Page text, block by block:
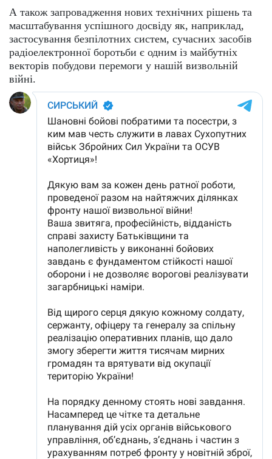
А також запровадження нових технічних рішень та
масштабування успішного досвіду як, наприклад,
застосування безпілотних систем, сучасних засобів
радіоелектронної боротьби є одним із майбутніх
векторів побудови перемоги у нашій визвольній
війні.